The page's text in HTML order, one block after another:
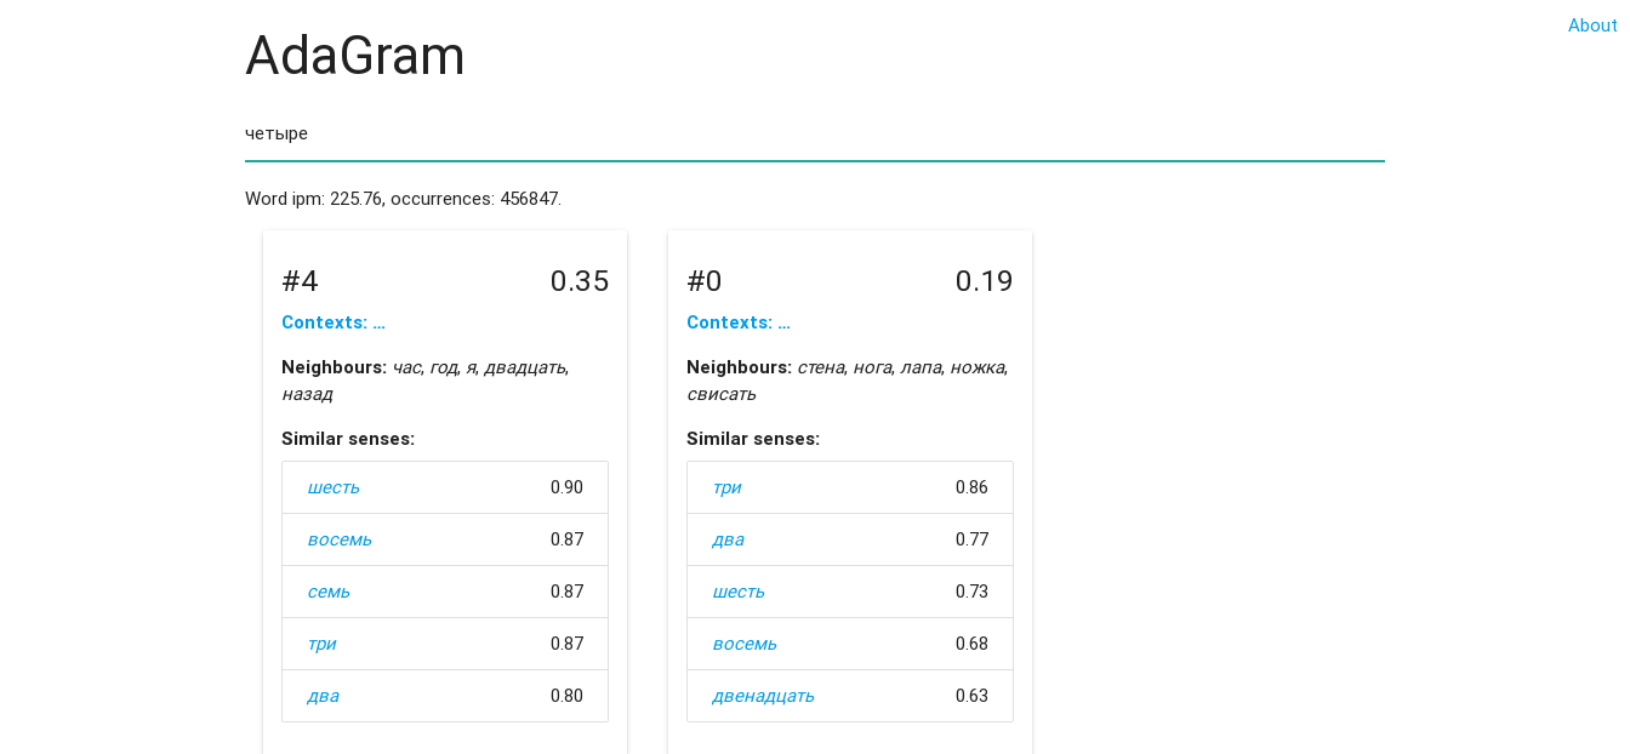
About
AdaGram
Word ipm: 225.76, occurrences: 456847.
#4 0.35
Contexts: …
Neighbours: час, год, я, двадцать,
назад
Similar senses:
шесть 0.90
восемь 0.87
семь 0.87
три 0.87
два 0.80
#0 0.19
Contexts: …
Neighbours: стена, нога, лапа, ножка,
свисать
Similar senses:
три 0.86
два 0.77
шесть 0.73
восемь 0.68
двенадцать 0.63